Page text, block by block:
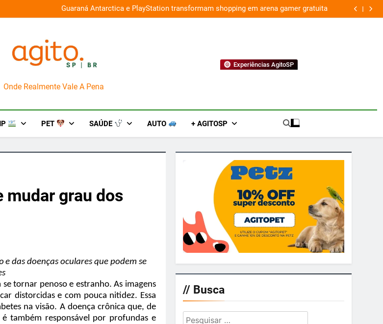
de até 50% Guaraná Antarctica e PlayStation transformam shopping em arena gamer gratuita
AgitoSP
Onde Realmente Vale A Pena
Experiências AgitoSP
PET SAÚDE AUTO + AGITOSP
mudar grau dos
e das doenças oculares que podem se
tornar penoso e estranho. As imagens
distorcidas e com pouca nitidez. Essa
na visão. A doença crônica que, de
também responsável por profundas e
// Busca
Pesquisar